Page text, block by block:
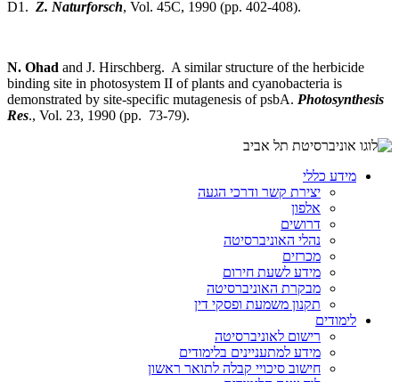
D1. Z. Naturforsch, Vol. 45C, 1990 (pp. 402-408).
N. Ohad and J. Hirschberg. A similar structure of the herbicide
binding site in photosystem II of plants and cyanobacteria is
demonstrated by site-specific mutagenesis of psbA. Photosynthesis
Res., Vol. 23, 1990 (pp. 73-79).
מידע כללי
יצירת קשר ודרכי הגעה
אלפון
דרושים
נהלי האוניברסיטה
מכרזים
מידע לשעת חירום
מבקרת האוניברסיטה
תקנון משמעת ופסקי דין
לימודים
רישום לאוניברסיטה
מידע למתעניינים בלימודים
חישוב סיכויי קבלה לתואר ראשון